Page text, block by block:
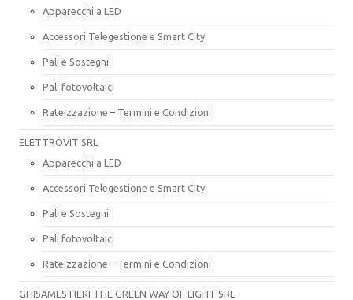
Apparecchi a LED
Accessori Telegestione e Smart City
Pali e Sostegni
Pali fotovoltaici
Rateizzazione – Termini e Condizioni
ELETTROVIT SRL
Apparecchi a LED
Accessori Telegestione e Smart City
Pali e Sostegni
Pali fotovoltaici
Rateizzazione – Termini e Condizioni
GHISAMESTIERI THE GREEN WAY OF LIGHT SRL